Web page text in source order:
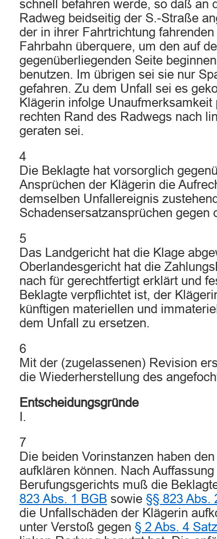
schnell befahren werde, so daß an
Radweg beidseitig der S.-Straße
der in ihrer Fahrtrichtung
Fahrbahn überquere, um den auf
gegenüberliegenden Seite
benutzen. Im übrigen sei sie nur
gefahren. Zu dem Unfall sei es
Klägerin infolge Unaufmerksamkeit
rechten Rand des Radwegs nach
geraten sei.
4
Die Beklagte hat vorsorglich
Ansprüchen der Klägerin die
demselben Unfallereignis
Schadensersatzansprüchen gegen
5
Das Landgericht hat die Klage
Oberlandesgericht hat die
nach für gerechtfertigt erklärt und
Beklagte verpflichtet ist, der
künftigen materiellen und
dem Unfall zu ersetzen.
6
Mit der (zugelassenen) Revision
die Wiederherstellung des
Entscheidungsgründe
I.
7
Die beiden Vorinstanzen haben
aufklären können. Nach Auffassung
Berufungsgerichts muß die
823 Abs. 1 BGB sowie §§ 823 Abs.
die Unfallschäden der Klägerin
unter Verstoß gegen § 2 Abs. 4